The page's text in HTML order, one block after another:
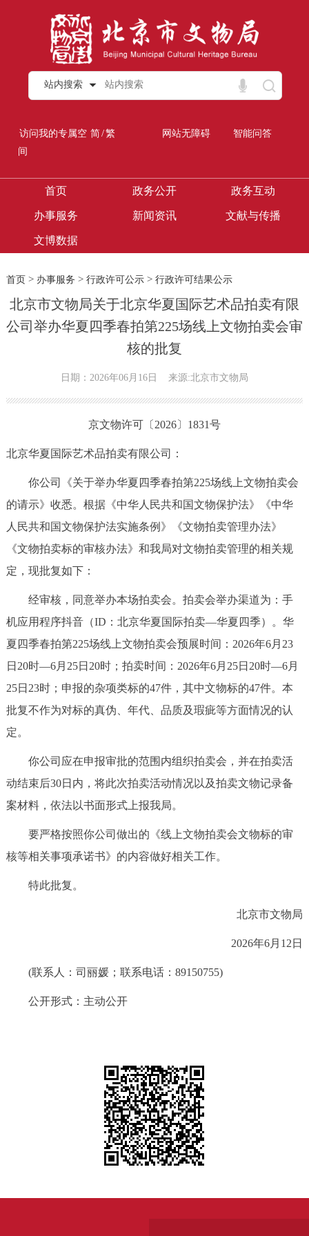
站内搜索
访问我的专属空
间
简/繁 网站无障碍 智能问答
首页 政务公开 政务互动
办事服务 新闻资讯 文献与传播
文博数据
首页> 办事服务 > 行政许可公示> 行政许可结果公示
北京市文物局关于北京华夏国际艺术品拍卖有限
公司举办华夏四季春拍第225场线上文物拍卖会审
核的批复
日期：2026年06月16日 来源:北京市文物局
京文物许可〔2026〕1831号
北京华夏国际艺术品拍卖有限公司：
你公司《关于举办华夏四季春拍第225场线上文物拍卖会
的请示》收悉。根据《中华人民共和国文物保护法》《中华
人民共和国文物保护法实施条例》《文物拍卖管理办法》
《文物拍卖标的审核办法》和我局对文物拍卖管理的相关规
定，现批复如下：
经审核，同意举办本场拍卖会。拍卖会举办渠道为：手
机应用程序抖音（ID：北京华夏国际拍卖—华夏四季）。华
夏四季春拍第225场线上文物拍卖会预展时间：2026年6月23
日20时—6月25日20时；拍卖时间：2026年6月25日20时—6月
25日23时；申报的杂项类标的47件，其中文物标的47件。本
批复不作为对标的真伪、年代、品质及瑕疵等方面情况的认
定。
你公司应在申报审批的范围内组织拍卖会，并在拍卖活
动结束后30日内，将此次拍卖活动情况以及拍卖文物记录备
案材料，依法以书面形式上报我局。
要严格按照你公司做出的《线上文物拍卖会文物标的审
核等相关事项承诺书》的内容做好相关工作。
特此批复。
北京市文物局
2026年6月12日
(联系人：司丽媛；联系电话：89150755)
公开形式：主动公开